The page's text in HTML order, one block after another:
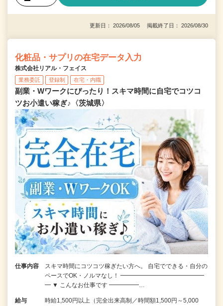
更新日： 2026/08/05 掲載終了日： 2026/08/30
化粧品・サプリの在宅データ入力
株式会社リアル・フェイス
業務委託 登録制 在宅・内職
副業・Wワークにぴったり！スキマ時間に自宅でコツコ
ツお小遣い稼ぎ♪〈茨城県〉
仕事内容
スキマ時間にコツコツ稼ぎたい方へ。 自宅でできる・自分の
ペースでOK・ノルマなし！ ━━━━━━━━━━━━━━
━ ▼ こんなお仕事です ━━━━━…
給与
時給1,500円以上（完全出来高制／時間額1,500円～5,000